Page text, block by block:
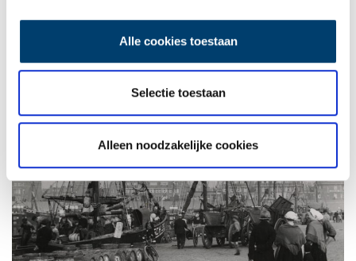
Alle cookies toestaan
Selectie toestaan
Alleen noodzakelijke cookies
een kans. Het Noord-Holands Kanaal, het Noordzeekanaal en de
Nieuwe Waterweg worden gegraven. Nieuwe vissershavens
komen op zoals Vlaardingen, Maassluis en IJmuiden.
Scheveningen krijgt in 1904 een zeehaven.